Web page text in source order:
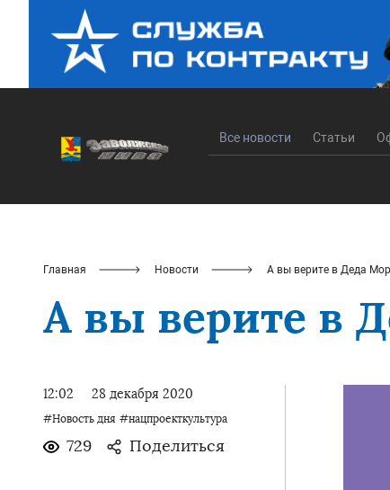
Все новости Статьи
Главная Новости А вы верите в Деда
А вы верите в
12:02 28 декабря 2020
#Новость дня #нацпроекткультура
729 Поделиться